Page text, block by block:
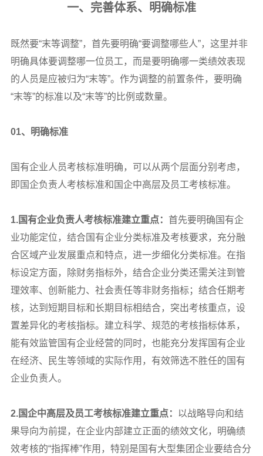
一、完善体系、明确标准
既然要“末等调整”，首先要明确“要调整哪些人”，这里并非
明确具体要调整哪一位员工，而是要明确哪一类绩效表现
的人员是应被归为“末等”。作为调整的前置条件，要明确
“末等”的标准以及“末等”的比例或数量。
01、明确标准
国有企业人员考核标准明确，可以从两个层面分别考虑，
即国企负责人考核标准和国企中高层及员工考核标准。
1.国有企业负责人考核标准建立重点： 首先要明确国有企
业功能定位，结合国有企业分类标准及考核要求，充分融
合区域产业发展重点和特点，进一步细化分类标准。在指
标设定方面，除财务指标外，结合企业分类还需关注到管
理效率、创新能力、社会责任等非财务指标；结合任期考
核，达到短期目标和长期目标相结合，突出考核重点，设
置差异化的考核指标。建立科学、规范的考核指标体系，
能有效监管国有企业经营的同时，也能充分发挥国有企业
在经济、民生等领域的实际作用，有效筛选不胜任的国有
企业负责人。
2.国企中高层及员工考核标准建立重点： 以战略导向和结
果导向为前提，在企业内部建立正面的绩效文化，明确绩
效考核的“指挥棒”作用，特别是国有大型集团企业要结合分